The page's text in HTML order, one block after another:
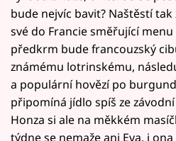
bude nejvíc bavit? Naštěstí
své do Francie směřující
předkrm bude francouzský
známému lotrinskému,
a populární hovězí po
připomíná jídlo spíš ze
Honza si ale na měkkém
týdne se nemaže ani Eva, i